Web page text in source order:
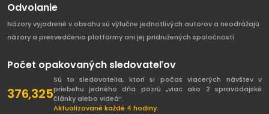
Odvolanie
Názory vyjadrené v obsahu sú výlučne jednotlivých autorov a neodrážajú
názory a presvedčenia platformy ani jej pridružených spoločností.
Počet opakovaných sledovateľov
376,325
Sú to sledovatelia, ktorí si počas viacerých návštev v
priebehu jedného dňa pozrú „viac ako 2 spravodajské
články alebo videá“.
Aktualizované každé 4 hodiny.